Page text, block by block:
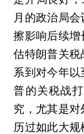
月的政治局
擦影响后续
估特朗普关
系到对今年
普的关税战
究，尤其是
历过如此大